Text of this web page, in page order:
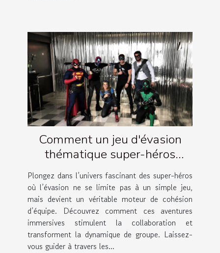
Comment un jeu d'évasion
thématique super-héros
renforce la cohésion d'équipe ?
Plongez dans l’univers fascinant des super-héros
où l’évasion ne se limite pas à un simple jeu,
mais devient un véritable moteur de cohésion
d’équipe. Découvrez comment ces aventures
immersives stimulent la collaboration et
transforment la dynamique de groupe. Laissez-
vous guider à travers les...